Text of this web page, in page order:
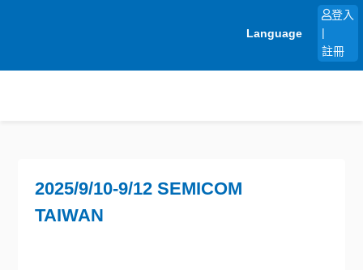
Language
登入
註冊
2025/9/10-9/12 SEMICOM
TAIWAN